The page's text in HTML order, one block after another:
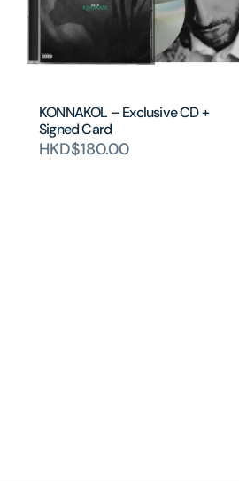
KONNAKOL – Exclusive CD +
Signed Card
HKD$180.00